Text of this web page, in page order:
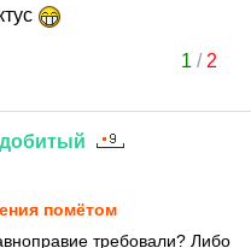
1 / 2
помётом
требовали? Либо